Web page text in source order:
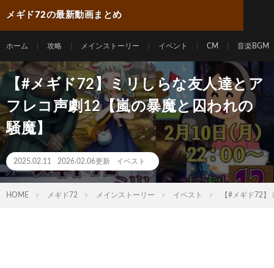
メギド72の最新動画まとめ
ホーム 攻略 メインストーリー イベント CM 音楽BGM
【#メギド72】ミリしらな友人達とア
フレコ声劇12【嵐の暴魔と囚われの
騒魔】
2025.02.11 2026.02.06更新 イベスト
HOME メギド72 メインストーリー イベスト 【#メギド72